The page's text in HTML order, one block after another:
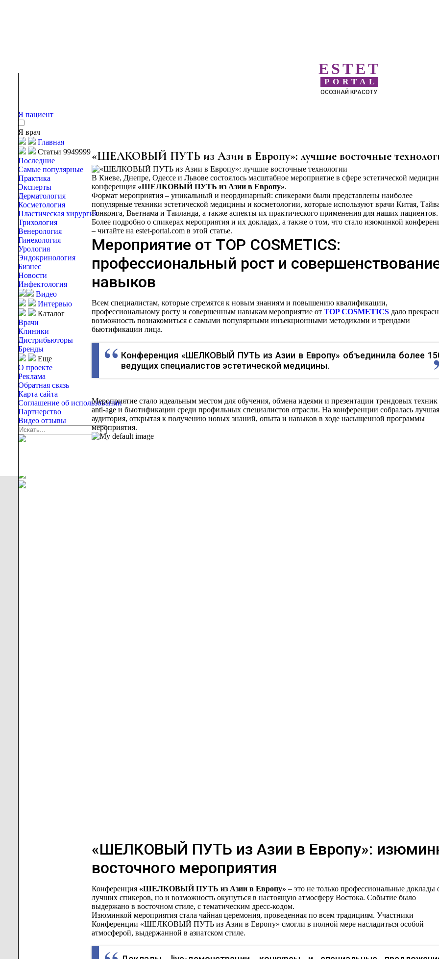
ESTET
PORTAL
ОСОЗНАЙ КРАСОТУ
Я пациент
Я врач
Главная
Статьи 9949999
Последние
Самые популярные
Практика
Эксперты
Дерматология
Косметология
Пластическая хирургия
Трихология
Венерология
Гинекология
Урология
Эндокринология
Бизнес
Новости
Инфектология
Видео
Интервью
Каталог
Врачи
Клиники
Дистрибьюторы
Бренды
Еще
О проекте
Реклама
Обратная связь
Карта сайта
Соглашение об использовании
Партнерство
Видео отзывы
«ШЕЛКОВЫЙ ПУТЬ из Азии в Европу»: лучшие восточные
В Киеве, Днепре, Одессе и Львове состоялось масштабное мероприятие в сфере эстетической
конференция «ШЕЛКОВЫЙ ПУТЬ из Азии в Европу».
Формат мероприятия – уникальный и неординарный: спикерами были представлены наиболее
популярные техники эстетической медицины и косметологии, которые используют врачи Китая,
Гонконга, Вьетнама и Таиланда, а также аспекты их практического применения для наших пациентов.
Более подробно о спикерах мероприятия и их докладах, а также о том, что стало изюминкой
– читайте на estet-portal.com в этой статье.
Мероприятие от TOP COSMETICS:
профессиональный рост и
навыков
Всем специалистам, которые стремятся к новым знаниям и повышению квалификации,
профессиональному росту и совершенным навыкам мероприятие от TOP COSMETICSдало
возможность познакомиться с самыми популярными инъекционными методиками и трендами
бьютификации лица.
Конференция «ШЕЛКОВЫЙ ПУТЬ из Азии в Европу» объединила более
ведущих специалистов эстетической медицины.
Мероприятие стало идеальным местом для обучения, обмена идеями и презентации трендовых техник
anti-age и бьютификации среди профильных специалистов отрасли. На конференции собралась лучшая
аудитория, открытая к получению новых знаний, опыта и навыков в ходе насыщенной программы
мероприятия.
«ШЕЛКОВЫЙ ПУТЬ из Азии в Европу»:
восточного мероприятия
Конференция «ШЕЛКОВЫЙ ПУТЬ из Азии в Европу» – это не только профессиональные доклады
лучших спикеров, но и возможность окунуться в настоящую атмосферу Востока. Событие было
выдержано в восточном стиле, с тематическим дресс-кодом.
Изюминкой мероприятия стала чайная церемония, проведенная по всем традициям. Участники
Конференции «ШЕЛКОВЫЙ ПУТЬ из Азии в Европу» смогли в полной мере насладиться особой
атмосферой, выдержанной в азиатском стиле.